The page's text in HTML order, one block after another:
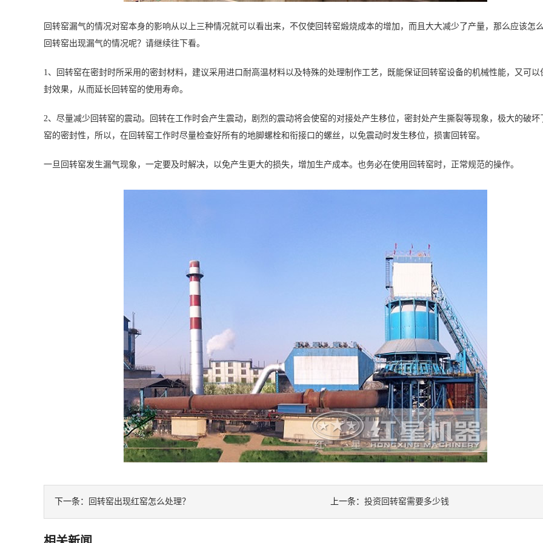
回转窑漏气的情况对窑本身的影响从以上三种情况就可以看出来，不仅使回转窑煅烧成本的增加，而且大大减少了产量，那么应该怎
回转窑出现漏气的情况呢？请继续往下看。
1、回转窑在密封时所采用的密封材料，建议采用进口耐高温材料以及特殊的处理制作工艺，既能保证回转窑设备的机械性能，又可以
封效果，从而延长回转窑的使用寿命。
2、尽量减少回转窑的震动。回转在工作时会产生震动，剧烈的震动将会使窑的对接处产生移位，密封处产生撕裂等现象，极大的破坏
窑的密封性，所以，在回转窑工作时尽量检查好所有的地脚螺栓和衔接口的螺丝，以免震动时发生移位，损害回转窑。
一旦回转窑发生漏气现象，一定要及时解决，以免产生更大的损失，增加生产成本。也务必在使用回转窑时，正常规范的操作。
上一条：投资回转窑需要多少钱
下一条： 回转窑出现红窑怎么处理？